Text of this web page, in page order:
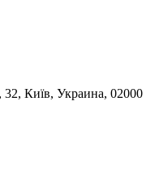
32, Київ, Украина, 02000